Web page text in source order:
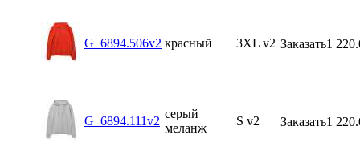
G_6894.506v2 красный 3XL v2 Заказать1
G_6894.111v2
серый
меланж
S v2 Заказать1